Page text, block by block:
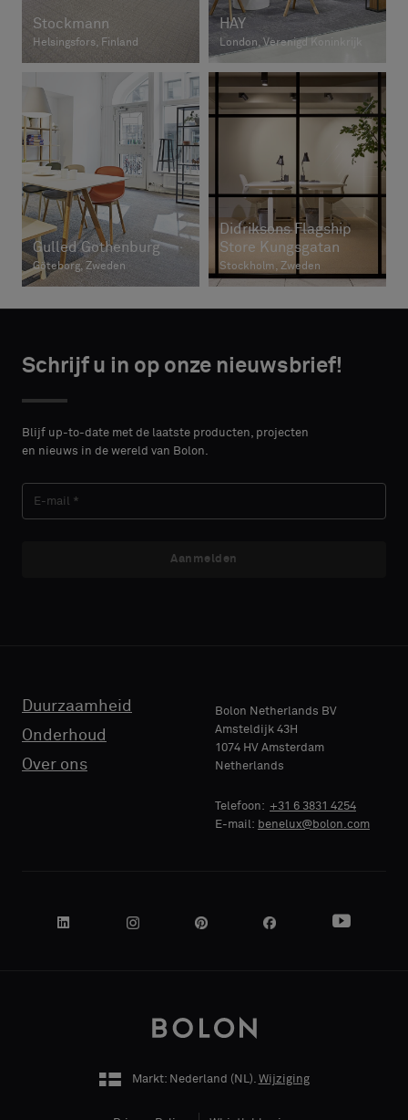
Stockmann
Helsingsfors, Finland
HAY
London, Verenigd Koninkrijk
Gulled Gothenburg
Göteborg, Zweden
Didriksons Flagship
Store Kungsgatan
Stockholm, Zweden
Schrijf u in op onze nieuwsbrief!
Blijf up-to-date met de laatste producten, projecten
en nieuws in de wereld van Bolon.
Aanmelden
Duurzaamheid
Onderhoud
Over ons
Bolon Netherlands BV
Amsteldijk 43H
1074 HV Amsterdam
Netherlands
Telefoon: +31 6 3831 4254
E-mail: benelux@bolon.com
Markt: Nederland ( NL). Wijziging